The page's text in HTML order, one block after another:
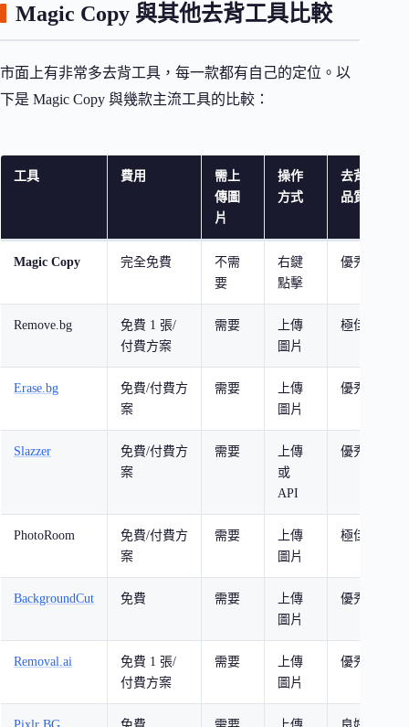
Magic Copy 與其他去背工具比較
市面上有非常多去背工具，每一款都有自己的定位。以
下是 Magic Copy 與幾款主流工具的比較：
工具 費用
需上
傳圖
片
操作
方式
去背
品質
Magic Copy 完全免費
不需
要
右鍵
點擊
優秀
Remove.bg
免費 1 張/
付費方案
需要
上傳
圖片
極佳
Erase.bg
免費/付費方
案
需要
上傳
圖片
優秀
Slazzer
免費/付費方
案
需要
上傳
或
API
優秀
PhotoRoom
免費/付費方
案
需要
上傳
圖片
極佳
BackgroundCut 免費 需要
上傳
圖片
優秀
Removal.ai
免費 1 張/
付費方案
需要
上傳
圖片
優秀